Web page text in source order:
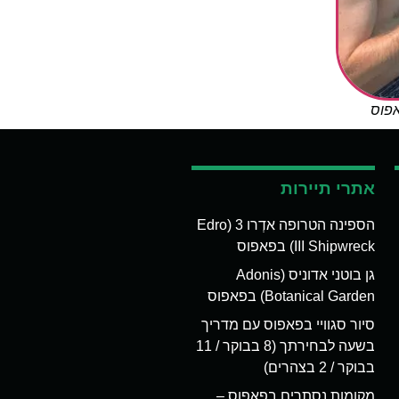
אתרי תיירות
הספינה הטרופה אדְרו 3 (Edro
III Shipwreck) בפאפוס
גן בוטני אדוניס (Adonis
Botanical Garden) בפאפוס
סיור סגוויי בפאפוס עם מדריך
בשעה לבחירתך (8 בבוקר / 11
בבוקר / 2 בצהרים)
מקומות נסתרים בפאפוס –